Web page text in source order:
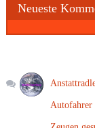
Neueste
Autofahrer